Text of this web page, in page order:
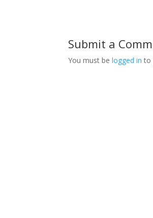
Submit a
You must belogged in to